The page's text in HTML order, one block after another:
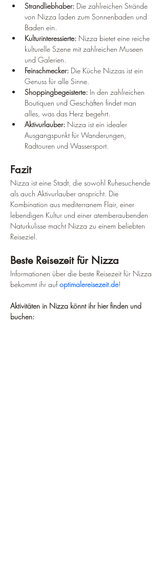
Strandliebhaber: Die zahlreichen Strände
von Nizza laden zum Sonnenbaden und
Baden ein.
Kulturinteressierte: Nizza bietet eine reiche
kulturelle Szene mit zahlreichen Museen
und Galerien.
Feinschmecker: Die Küche Nizzas ist ein
Genuss für alle Sinne.
Shoppingbegeisterte: In den zahlreichen
Boutiquen und Geschäften findet man
alles, was das Herz begehrt.
Aktivurlauber: Nizza ist ein idealer
Ausgangspunkt für Wanderungen,
Radtouren und Wassersport.
Fazit
Nizza ist eine Stadt, die sowohl Ruhesuchende
als auch Aktivurlauber anspricht. Die
Kombination aus mediterranem Flair, einer
lebendigen Kultur und einer atemberaubenden
Naturkulisse macht Nizza zu einem beliebten
Reiseziel.
Beste Reisezeit für Nizza
Informationen über die beste Reisezeit für Nizza
bekommt ihr auf optimalereisezeit.de!
Aktivitäten in Nizza könnt ihr hier finden und
buchen: